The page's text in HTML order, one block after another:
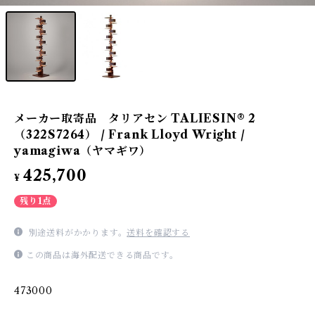
メーカー取寄品 タリアセン TALIESIN® 2
（322S7264） / Frank Lloyd Wright /
yamagiwa（ヤマギワ）
¥ 425,700
残り1点
別途送料がかかります。送料を確認する
この商品は海外配送できる商品です。
473000